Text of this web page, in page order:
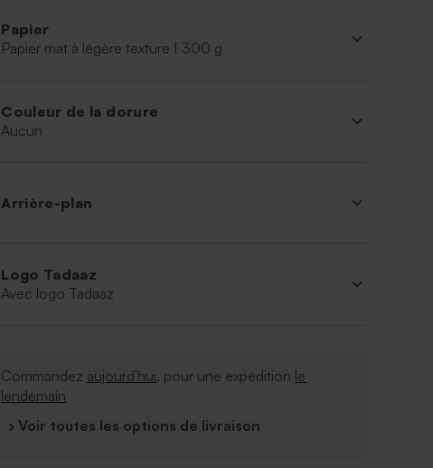
Papier
Papier mat à légère texture | 300 g
Couleur de la dorure
Aucun
Arrière-plan
Logo Tadaaz
Avec logo Tadaaz
Commandez aujourd'hui, pour une expédition le
lendemain
› Voir toutes les options de livraison